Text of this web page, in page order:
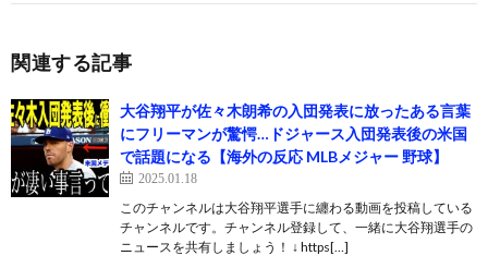
関連する記事
大谷翔平が佐々木朗希の入団発表に放ったある言葉
にフリーマンが驚愕…ドジャース入団発表後の米国
で話題になる【海外の反応 MLBメジャー 野球】
2025.01.18
このチャンネルは大谷翔平選手に纏わる動画を投稿している
チャンネルです。チャンネル登録して、一緒に大谷翔選手の
ニュースを共有しましょう！ ↓ https[…]